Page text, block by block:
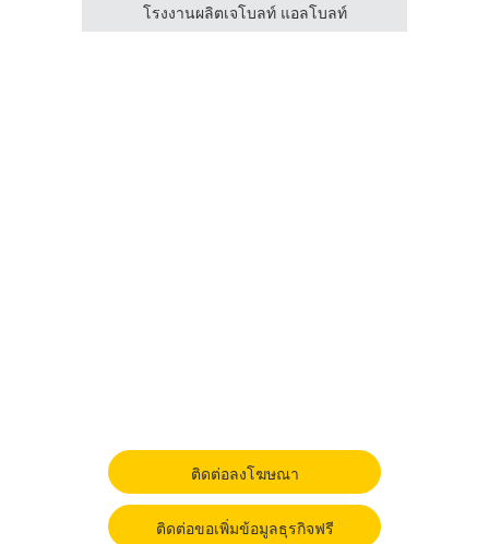
โรงงานผลิตเจโบลท์ แอลโบลท์
ติดต่อลงโฆษณา
ติดต่อขอเพิ่มข้อมูลธุรกิจฟรี